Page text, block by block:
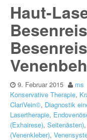
Haut-
9. Februar 2015 ms
Konservative Therapie,
ClariVein©, Diagnostik
Lasertherapie,
(Exhairese), Seitenästen),
(Venenkleber),